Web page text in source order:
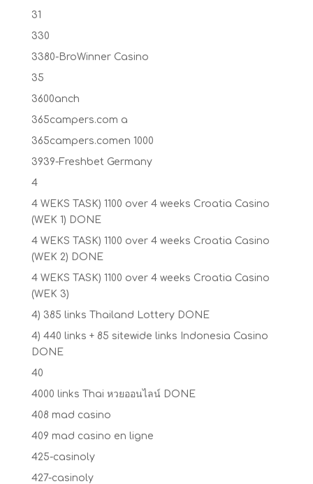
31
330
3380-BroWinner Casino
35
3600anch
365campers.com a
365campers.comen 1000
3939-Freshbet Germany
4
4 WEKS TASK) 1100 over 4 weeks Croatia Casino
(WEK 1) DONE
4 WEKS TASK) 1100 over 4 weeks Croatia Casino
(WEK 2) DONE
4 WEKS TASK) 1100 over 4 weeks Croatia Casino
(WEK 3)
4) 385 links Thailand Lottery DONE
4) 440 links + 85 sitewide links Indonesia Casino
DONE
40
4000 links Thai หวยออนไลน์ DONE
408 mad casino
409 mad casino en ligne
425-casinoly
427-casinoly